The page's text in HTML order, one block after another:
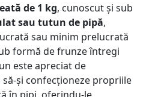
de 1 kg, cunoscut și sub
sau tutun de pipă,
sau minim prelucrată
formă de frunze întregi
este apreciat de
și confecționeze propriile